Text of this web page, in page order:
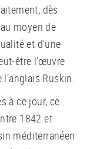
dès
moyen de
et d’une
être l’œuvre
Ruskin.
à ce jour, ce
1842 et
méditerranéen